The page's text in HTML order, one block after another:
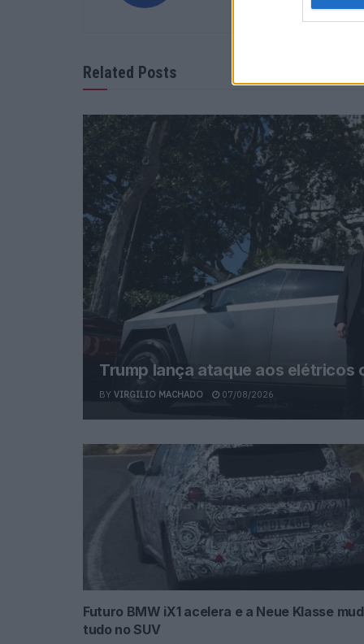
Related Posts
Trump lança ataque aos elétricos
BY VIRGILIO MACHADO 07/08/2026
Futuro BMW iX1 acelera e a Neue Klasse
tudo no SUV